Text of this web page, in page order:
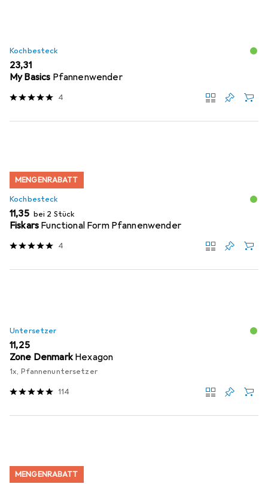
Kochbesteck
EUR
23,31
My Basics Pfannenwender
4
MENGENRABATT
Kochbesteck
EUR
11,35 bei 2 Stück
Fiskars Functional Form Pfannenwender
4
Untersetzer
EUR
11,25
Zone Denmark Hexagon
1x, Pfannenuntersetzer
114
MENGENRABATT